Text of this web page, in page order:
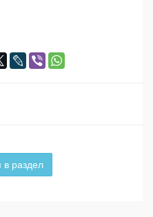
в раздел